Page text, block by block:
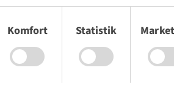
Komfort Statistik
DIN 7777 90/90